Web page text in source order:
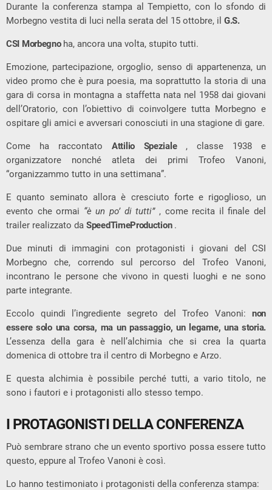
Durante la conferenza stampa al Tempietto, con lo sfondo di
Morbegno vestita di luci nella serata del 15 ottobre, il G.S.
CSI Morbegno ha, ancora una volta, stupito tutti.
Emozione, partecipazione, orgoglio, senso di appartenenza, un
video promo che è pura poesia, ma soprattutto la storia di una
gara di corsa in montagna a staffetta nata nel 1958 dai giovani
dell’Oratorio, con l’obiettivo di coinvolgere tutta Morbegno e
ospitare gli amici e avversari conosciuti in una stagione di gare.
Come ha raccontatoAttilio Speziale , classe 1938 e
organizzatore nonché atleta dei primi Trofeo Vanoni,
“organizzammo tutto in una settimana”.
E quanto seminato allora è cresciuto forte e rigoglioso, un
evento che ormai “è un po’ di tutti” , come recita il finale del
trailer realizzato da SpeedTimeProduction .
Due minuti di immagini con protagonisti i giovani del CSI
Morbegno che, correndo sul percorso del Trofeo Vanoni,
incontrano le persone che vivono in questi luoghi e ne sono
parte integrante.
Eccolo quindi l’ingrediente segreto del Trofeo Vanoni: non
essere solo una corsa, ma un passaggio, un legame, una storia.
L’essenza della gara è nell’alchimia che si crea la quarta
domenica di ottobre tra il centro di Morbegno e Arzo.
E questa alchimia è possibile perché tutti, a vario titolo, ne
sono i fautori e i protagonisti allo stesso tempo.
I PROTAGONISTI DELLA CONFERENZA
Può sembrare strano che un evento sportivo possa essere tutto
questo, eppure al Trofeo Vanoni è così.
Lo hanno testimoniato i protagonisti della conferenza stampa: